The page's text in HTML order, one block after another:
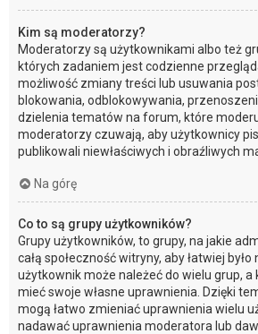
Kim są moderatorzy?
Moderatorzy są użytkownikami albo też
których zadaniem jest codzienne
możliwość zmiany treści lub usuwania
blokowania, odblokowywania,
dzielenia tematów na forum, które
moderatorzy czuwają, aby użytkownicy
publikowali niewłaściwych i obraźliwych
Na górę
Co to są grupy użytkowników?
Grupy użytkowników, to grupy, na jakie
całą społeczność witryny, aby łatwiej
użytkownik może należeć do wielu grup, a
mieć swoje własne uprawnienia. Dzięki
mogą łatwo zmieniać uprawnienia wielu
nadawać uprawnienia moderatora lub